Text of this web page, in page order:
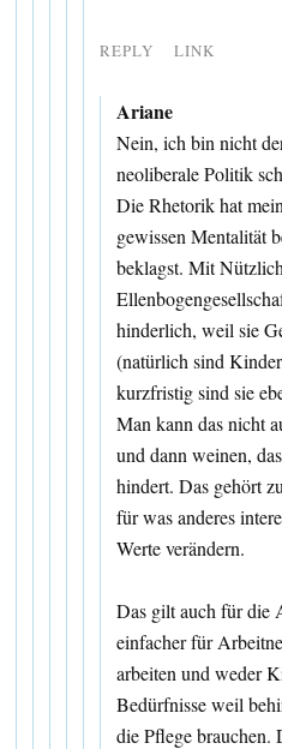
REPLY LINK
Ariane
Nein, ich bin nicht
neoliberale Politik
Die Rhetorik hat
gewissen Mentalität
beklagst. Mit
hinderlich, weil sie
(natürlich sind
kurzfristig sind sie
Man kann das nicht
und dann weinen,
hindert. Das gehört
für was anderes
Werte verändern.
Das gilt auch für die
einfacher für
arbeiten und weder
Bedürfnisse weil
die Pflege brauchen.